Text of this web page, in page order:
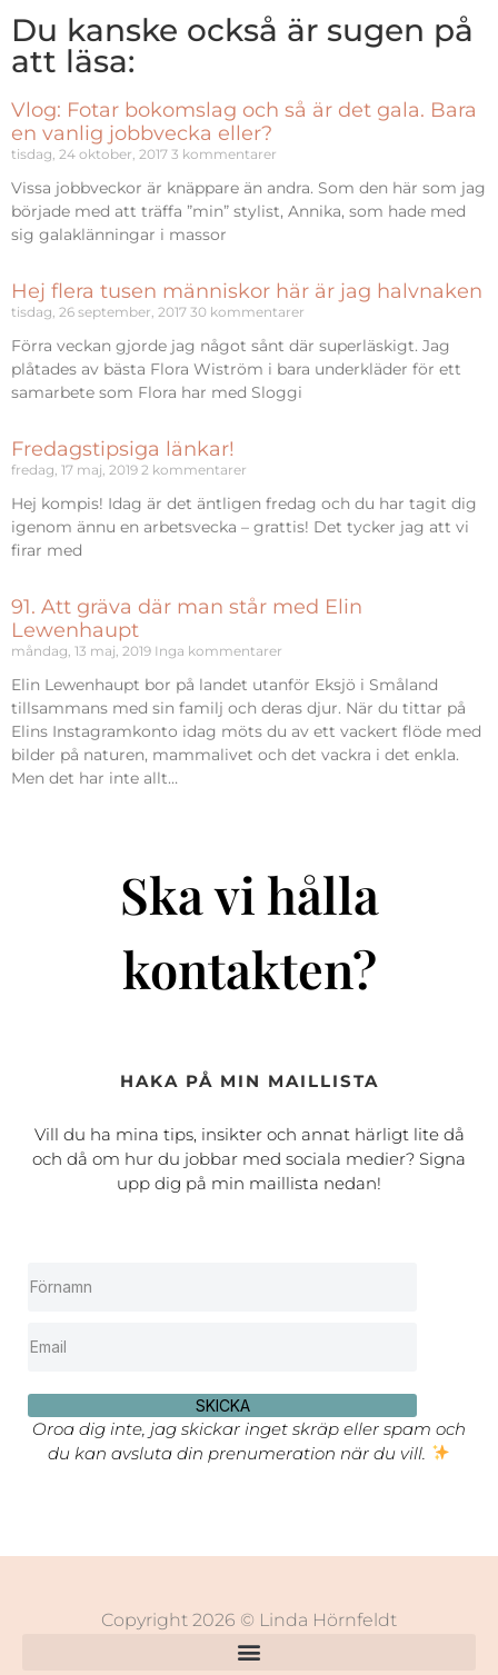
Du kanske också är sugen på
att läsa:
Vlog: Fotar bokomslag och så är det gala. Bara
en vanlig jobbvecka eller?
tisdag, 24 oktober, 2017 3 kommentarer
Vissa jobbveckor är knäppare än andra. Som den här som jag
började med att träffa ”min” stylist, Annika, som hade med
sig galaklänningar i massor
Hej flera tusen människor här är jag halvnaken
tisdag, 26 september, 2017 30 kommentarer
Förra veckan gjorde jag något sånt där superläskigt. Jag
plåtades av bästa Flora Wiström i bara underkläder för ett
samarbete som Flora har med Sloggi
Fredagstipsiga länkar!
fredag, 17 maj, 2019 2 kommentarer
Hej kompis! Idag är det äntligen fredag och du har tagit dig
igenom ännu en arbetsvecka – grattis! Det tycker jag att vi
firar med
91. Att gräva där man står med Elin
Lewenhaupt
måndag, 13 maj, 2019 Inga kommentarer
Elin Lewenhaupt bor på landet utanför Eksjö i Småland
tillsammans med sin familj och deras djur. När du tittar på
Elins Instagramkonto idag möts du av ett vackert flöde med
bilder på naturen, mammalivet och det vackra i det enkla.
Men det har inte allt…
Ska vi hålla
kontakten?
HAKA PÅ MIN MAILLISTA
Vill du ha mina tips, insikter och annat härligt lite då
och då om hur du jobbar med sociala medier? Signa
upp dig på min maillista nedan!
SKICKA
Oroa dig inte, jag skickar inget skräp eller spam och
du kan avsluta din prenumeration när du vill.
Copyright 2026 © Linda Hörnfeldt